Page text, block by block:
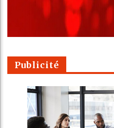
Publicité